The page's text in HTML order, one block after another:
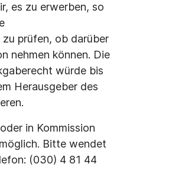
es zu erwerben, so
prüfen, ob darüber
nehmen können. Die
würde bis
Herausgeber des
in Kommission
Bitte wendet
(030) 4 81 44